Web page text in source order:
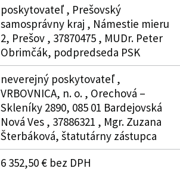
poskytovateľ , Prešovský
samosprávny kraj , Námestie mieru
2, Prešov , 37870475 , MUDr. Peter
Obrimčák, podpredseda PSK
neverejný poskytovateľ ,
VRBOVNICA, n. o. , Orechová –
Skleníky 2890, 085 01 Bardejovská
Nová Ves , 37886321 , Mgr. Zuzana
Šterbáková, štatutárny zástupca
6 352,50 € bez DPH